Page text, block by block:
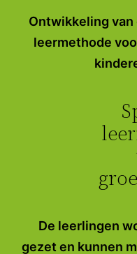
Ontwikkeling van
leermethode
De leerlingen
gezet en kunnen